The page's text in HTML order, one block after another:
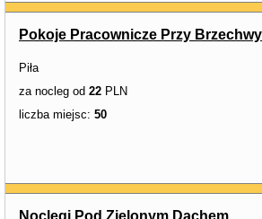
Pokoje Pracownicze Przy Brzechwy
Piła
za nocleg od 22 PLN
liczba miejsc: 50
Noclegi Pod Zielonym Dachem